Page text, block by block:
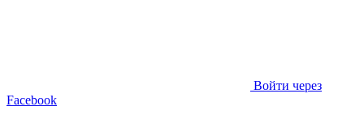
Войти через
Facebook